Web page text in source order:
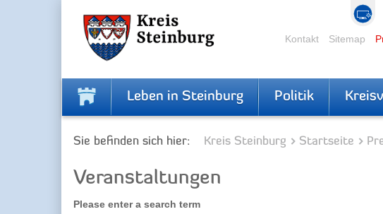
Kontakt Sitemap
Leben in Steinburg Politik
Sie befinden sich hier: Kreis Steinburg Startseite
Veranstaltungen
Please enter a search term